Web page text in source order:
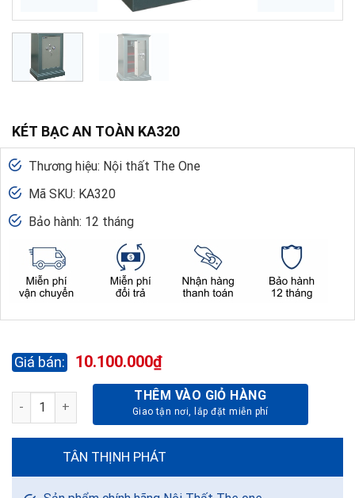
KÉT BẠC AN TOÀN KA320
Thương hiệu: Nội thất The One
Mã SKU: KA320
Bảo hành: 12 tháng
10.100.000₫
KÉT BẠC AN TOÀN KA320 số lượngTHÊM VÀO GIỎ HÀNG
TÂN THỊNH PHÁT